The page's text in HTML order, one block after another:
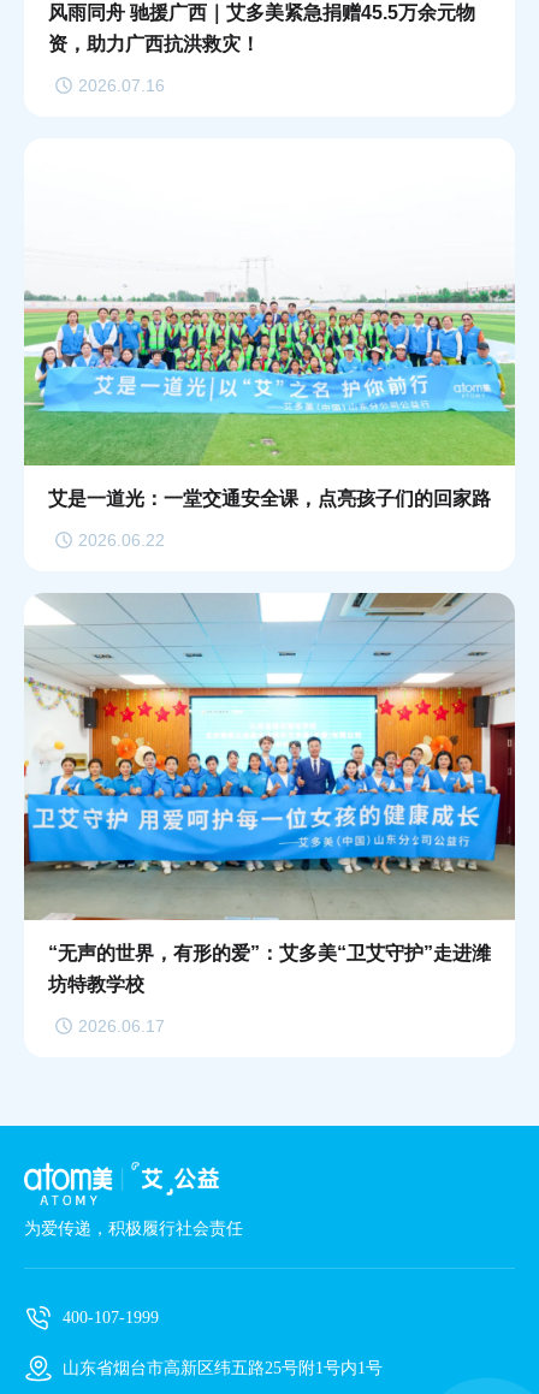
风雨同舟 驰援广西｜艾多美紧急捐赠45.5万余元物
资，助力广西抗洪救灾！
2026.07.16
艾是一道光：一堂交通安全课，点亮孩子们的回家路
2026.06.22
“无声的世界，有形的爱”：艾多美“卫艾守护”走进潍
坊特教学校
2026.06.17
为爱传递，积极履行社会责任
400-107-1999
山东省烟台市高新区纬五路25号附1号内1号